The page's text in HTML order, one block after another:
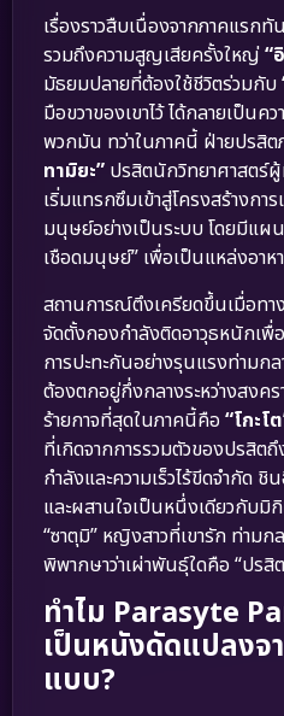
เรื่องราวสืบเนื่องจากภาคแรก
รวมถึงความสูญเสียครั้งใหญ่“
มัธยมปลายที่ต้องใช้ชีวิตร่วมกับ
มือขวาของเขาไว้ ได้กลายเป็น
พวกมัน ทว่าในภาคนี้ ฝ่ายปรสิต
ทามิยะ” ปรสิตนักวิทยาศาสตร์
เริ่มแทรกซึมเข้าสู่โครงสร้างกา
มนุษย์อย่างเป็นระบบ โดยมีแผ
เชือดมนุษย์” เพื่อเป็นแหล่งอาห
สถานการณ์ตึงเครียดขึ้นเมื่อทา
จัดตั้งกองกำลังติดอาวุธหนักเพื่
การปะทะกันอย่างรุนแรงท่ามก
ต้องตกอยู่กึ่งกลางระหว่างสงค
ร้ายกาจที่สุดในภาคนี้คือ “โกะโ
ที่เกิดจากการรวมตัวของปรสิต
กำลังและความเร็วไร้ขีดจำกั
และผสานใจเป็นหนึ่งเดียวกับมิ
“ซาตุมิ” หญิงสาวที่เขารัก ท่าม
พิพากษาว่าเผ่าพันธุ์ใดคือ “ปรสิ
ทำไม Parasyte
เป็นหนังดัดแปลง
แบบ?